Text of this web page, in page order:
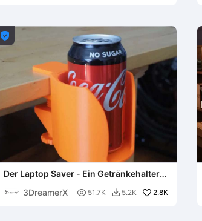

Der Laptop Saver - Ein Getränkehalter
3DreamerX
 51.7K  5.2K 2.8K